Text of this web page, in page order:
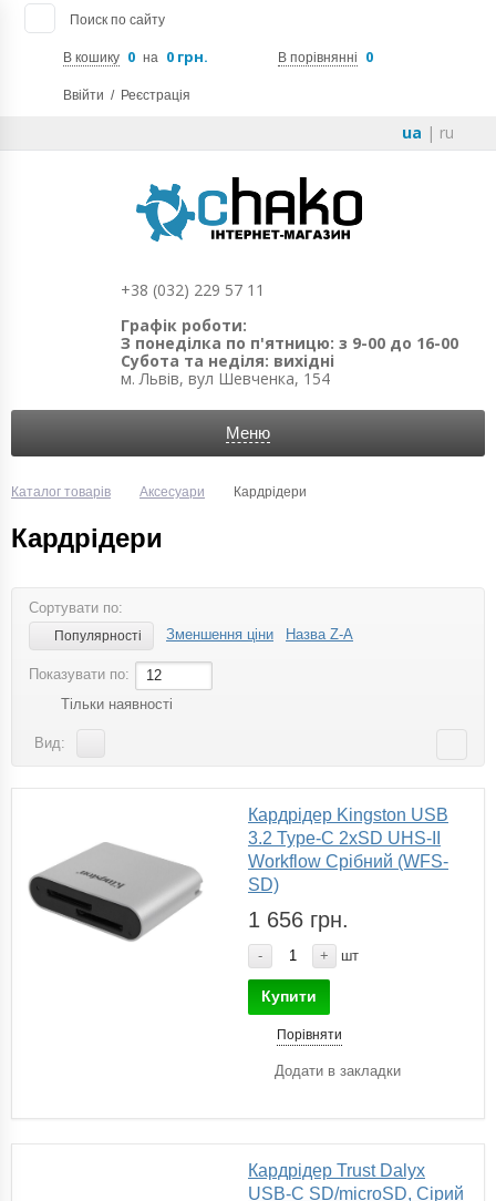
Поиск по сайту
В кошику 0 на 0 грн. В порівнянні 0
Ввійти / Реєстрація
ua | ru
+38 (032) 229 57 11
Графік роботи:
З понеділка по п'ятницю: з 9-00 до 16-00
Субота та неділя: вихідні
м. Львів, вул Шевченка, 154
Меню
Каталог товарів Аксесуари Кардрідери
Кардрідери
Сортувати по:
Популярності Зменшення ціни Назва Z-A
Показувати по:
12
Тільки наявності
Вид:
Кардрідер Kingston USB
3.2 Type-C 2xSD UHS-II
Workflow Срібний (WFS-
SD)
1 656 грн.
- + шт
Купити
Порівняти
Додати в закладки
Кардрідер Trust Dalyx
USB-С SD/microSD, Сірий